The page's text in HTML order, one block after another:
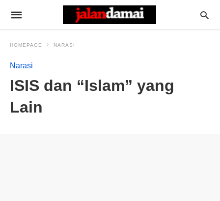
HOMEPAGE NARASI
Narasi
ISIS dan “Islam” yang
Lain